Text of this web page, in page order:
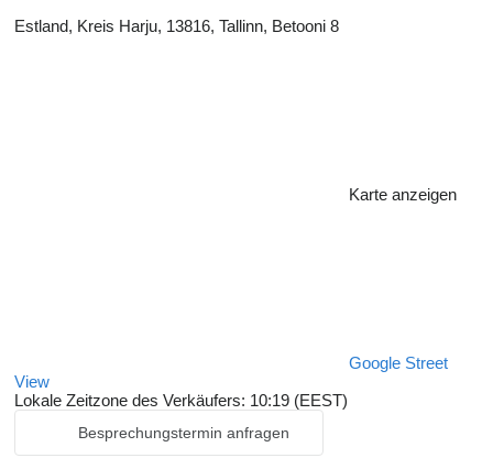
Estland, Kreis Harju, 13816, Tallinn, Betooni 8
Karte anzeigen
Google Street
View
Lokale Zeitzone des Verkäufers: 10:19 (EEST)
Besprechungstermin anfragen